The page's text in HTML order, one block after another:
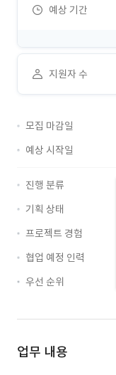
예상 기간
지원자 수
모집 마감일
예상 시작일
진행 분류
기획 상태
프로젝트 경험
협업 예정 인력
우선 순위
업무 내용